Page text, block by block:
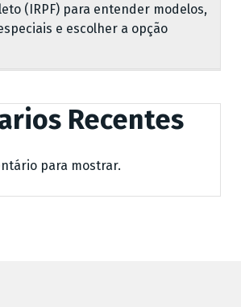
(IRPF) para entender modelos,
e escolher a opção
Recentes
para mostrar.